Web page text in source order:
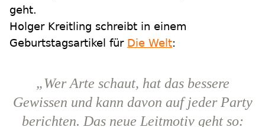
geht.
Holger Kreitling schreibt in einem
Geburtstagsartikel für Die Welt:
„Wer Arte schaut, hat das bessere
Gewissen und kann davon auf jeder Party
berichten. Das neue Leitmotiv geht so: